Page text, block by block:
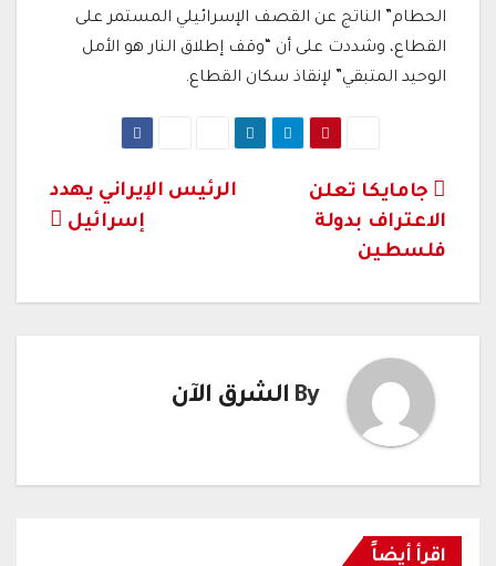
الحطام” الناتج عن القصف الإسرائيلي المستمر على
القطاع، وشددت على أن “وقف إطلاق النار هو الأمل
الوحيد المتبقي” لإنقاذ سكان القطاع.
تصفّح
المقالات
الرئيس الإيراني يهدد
إسرائيل
جامايكا تعلن
الاعتراف بدولة
فلسطين
By الشرق الآن
اقرأ أيضاً